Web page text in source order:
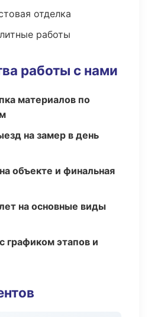
отделка
работы
работы с нами
материалов по
на замер в день
объекте и финальная
на основные виды
графиком этапов и